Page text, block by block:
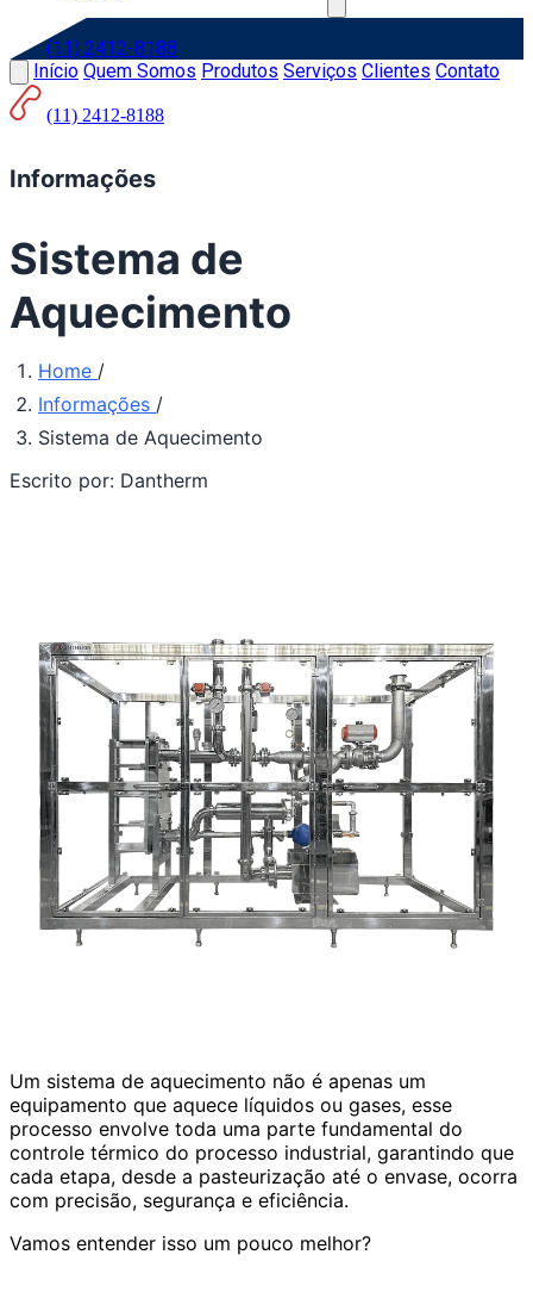
(11) 2412-8188
Início Quem Somos Produtos Serviços Clientes Contato
(11) 2412-8188
Informações
Sistema de
Aquecimento
Home /
Informações /
Sistema de Aquecimento
Escrito por: Dantherm
Um sistema de aquecimento não é apenas um
equipamento que aquece líquidos ou gases, esse
processo envolve toda uma parte fundamental do
controle térmico do processo industrial, garantindo que
cada etapa, desde a pasteurização até o envase, ocorra
com precisão, segurança e eficiência.
Vamos entender isso um pouco melhor?